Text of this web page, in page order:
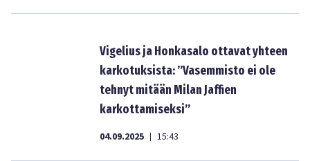
Vigelius ja Honkasalo ottavat yhteen
karkotuksista: ”Vasemmisto ei ole
tehnyt mitään Milan Jaffien
karkottamiseksi”
04.09.2025 | 15:43